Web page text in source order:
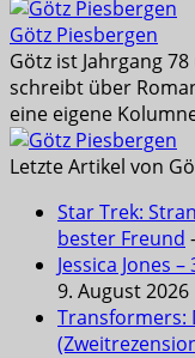
Götz Piesbergen
Götz ist Jahrgang
schreibt über
eine eigene
Letzte Artikel von
Star Trek:
bester Freund
Jessica Jones
9. August 2026
Transformers: